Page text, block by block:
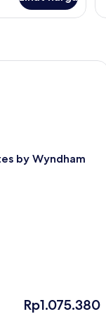
by Wyndham
Harga
Rp1.075.380
by Wyndham